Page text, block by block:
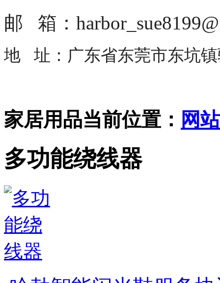
邮 箱：
地 址：广东省东莞市东坑
家居用品当前位置： 网
多功能绕线器